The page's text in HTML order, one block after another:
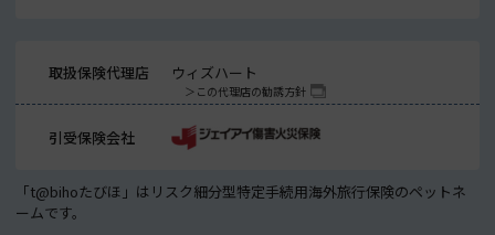
取扱保険代理店 ウィズハート
この代理店の勧誘方針
引受保険会社
「t@bihoたびほ」はリスク細分型特定手続用海外旅行保険のペットネ
ームです。